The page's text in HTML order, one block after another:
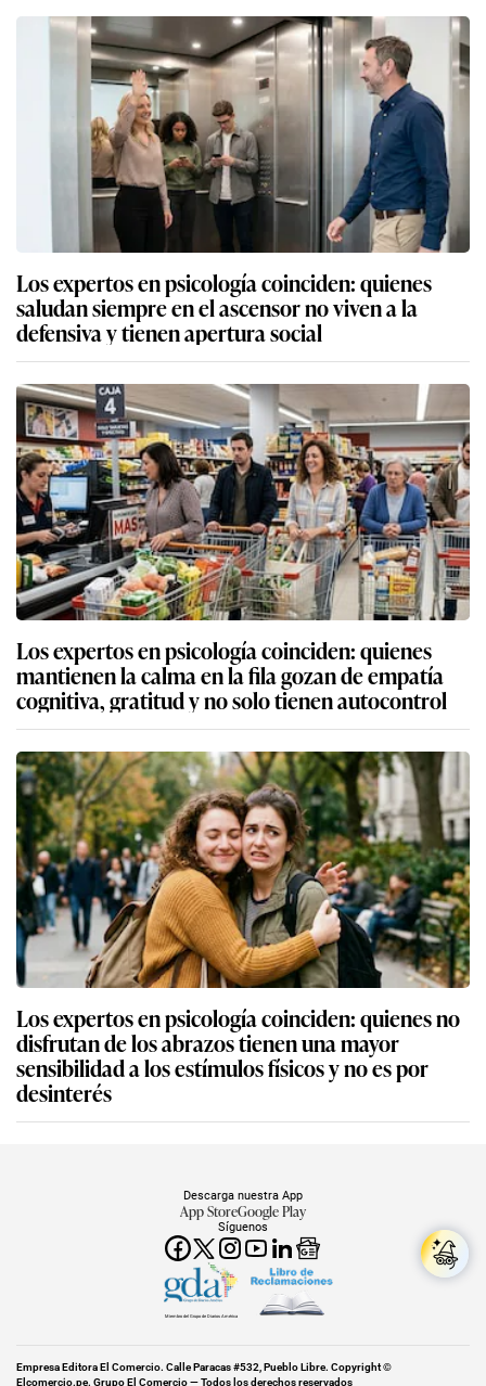
Los expertos en psicología coinciden: quienes
saludan siempre en el ascensor no viven a la
defensiva y tienen apertura social
Los expertos en psicología coinciden: quienes
mantienen la calma en la fila gozan de empatía
cognitiva, gratitud y no solo tienen autocontrol
Los expertos en psicología coinciden: quienes no
disfrutan de los abrazos tienen una mayor
sensibilidad a los estímulos físicos y no es por
desinterés
Síguenos
Descarga nuestra App
App StoreGoogle Play
Miembro del Grupo de Diarios América
Empresa Editora El Comercio. Calle Paracas #532, Pueblo Libre. Copyright ©
Elcomercio.pe. Grupo El Comercio — Todos los derechos reservados